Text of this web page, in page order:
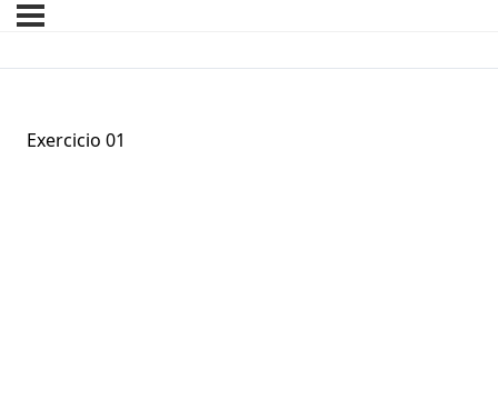
Exercicio 01